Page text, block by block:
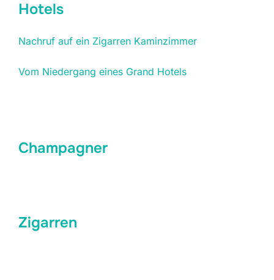
Hotels
Nachruf auf ein Zigarren Kaminzimmer
Vom Niedergang eines Grand Hotels
Champagner
Zigarren